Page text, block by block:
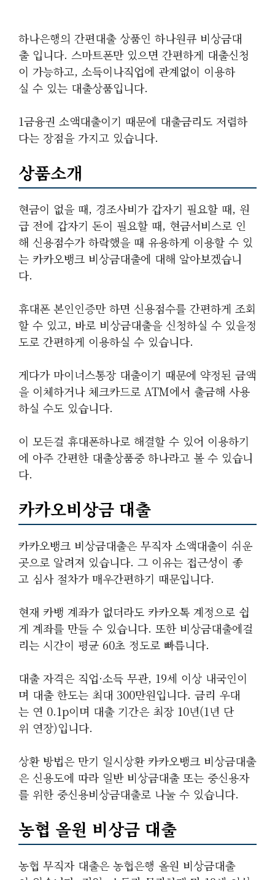
하나은행의 간편대출 상품인 하나원큐 비상금대
출 입니다. 스마트폰만 있으면 간편하게 대출신청
이 가능하고, 소득이나직업에 관계없이 이용하
실 수 있는 대출상품입니다.
1금융권 소액대출이기 때문에 대출금리도 저렴하
다는 장점을 가지고 있습니다.
상품소개
현금이 없을 때, 경조사비가 갑자기 필요할 때, 원
급 전에 갑자기 돈이 필요할 때, 현금서비스로 인
해 신용점수가 하락했을 때 유용하게 이용할 수 있
는 카카오뱅크 비상금대출에 대해 알아보겠습니
다.
휴대폰 본인인증만 하면 신용점수를 간편하게 조회
할 수 있고, 바로 비상금대출을 신청하실 수 있을정
도로 간편하게 이용하실 수 있습니다.
게다가 마이너스통장 대출이기 때문에 약정된 금액
을 이체하거나 체크카드로 ATM에서 출금해 사용
하실 수도 있습니다.
이 모든걸 휴대폰하나로 해결할 수 있어 이용하기
에 아주 간편한 대출상품중 하나라고 볼 수 있습니
다.
카카오비상금 대출
카카오뱅크 비상금대출은 무직자 소액대출이 쉬운
곳으로 알려져 있습니다. 그 이유는 접근성이 좋
고 심사 절차가 매우간편하기 때문입니다.
현재 카뱅 계좌가 없더라도 카카오톡 계정으로 쉽
게 계좌를 만들 수 있습니다. 또한 비상금대출에걸
리는 시간이 평균 60초 정도로 빠릅니다.
대출 자격은 직업·소득 무관, 19세 이상 내국인이
며 대출 한도는 최대 300만원입니다. 금리 우대
는 연 0.1p이며 대출 기간은 최장 10년(1년 단
위 연장)입니다.
상환 방법은 만기 일시상환 카카오뱅크 비상금대출
은 신용도에 따라 일반 비상금대출 또는 중신용자
를 위한 중신용비상금대출로 나눌 수 있습니다.
농협 올원 비상금 대출
농협 무직자 대출은 농협은행 올원 비상금대출